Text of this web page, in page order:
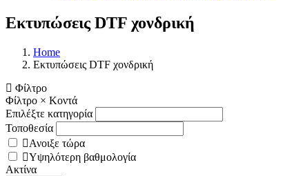
Εκτυπώσεις DTF χονδρική
Home
Εκτυπώσεις DTF χονδρική
Φίλτρο
Φίλτρο × Κοντά
Επιλέξτε κατηγορία
Τοποθεσία
Ανοιξε τώρα
Υψηλότερη βαθμολογία
Ακτίνα